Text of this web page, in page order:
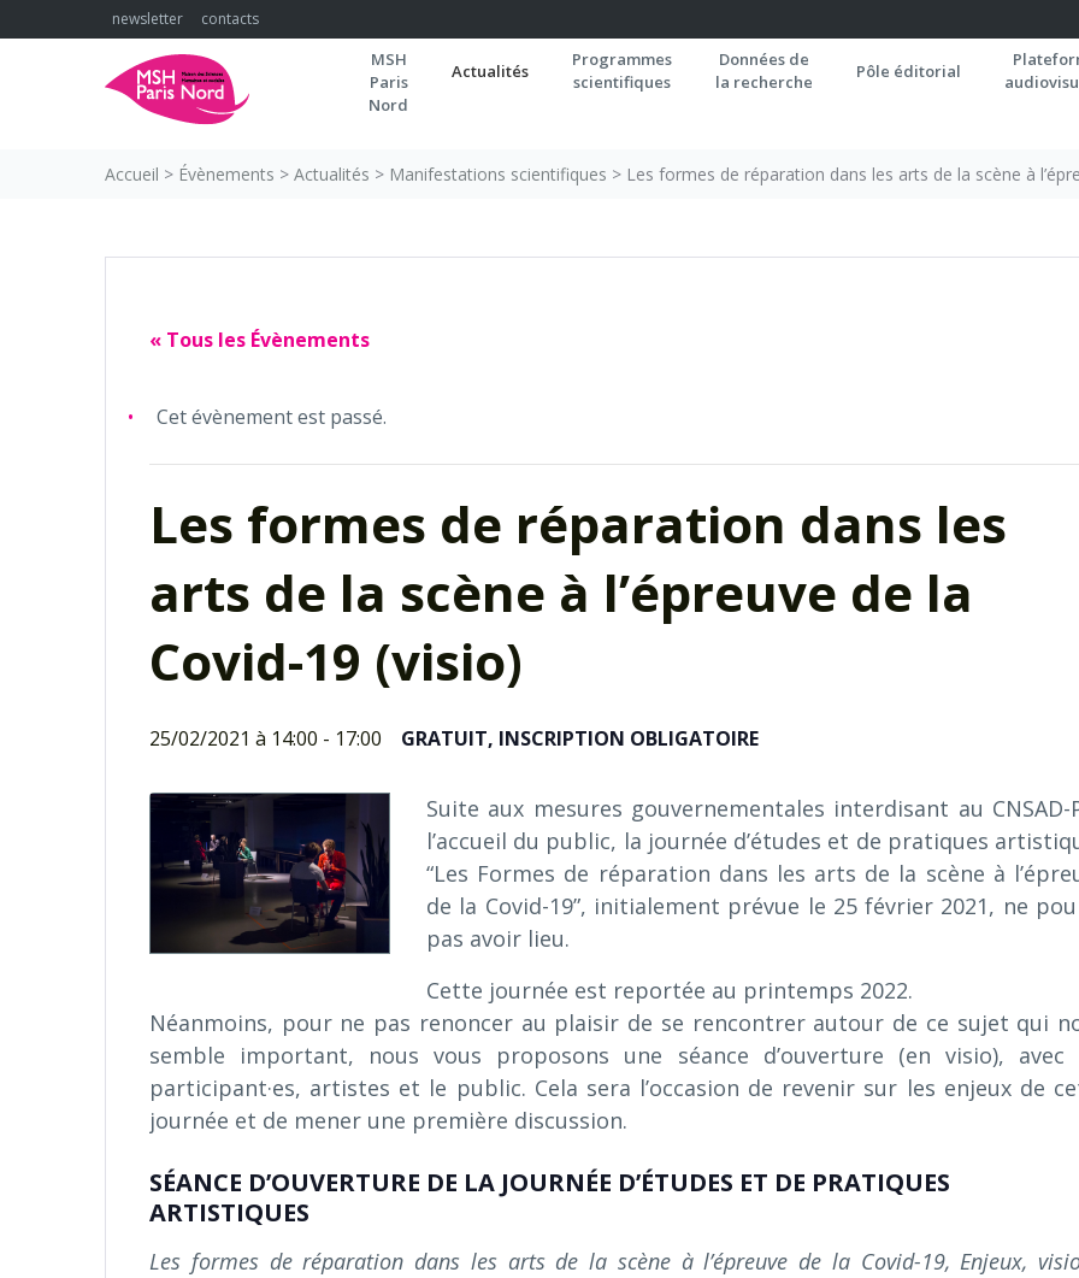
to
newsletter contacts
MSH
Paris
Nord
Actualités
Programmes
scientifiques
Données de
la recherche
Pôle éditorial
Accueil > Évènements > Actualités > Manifestations scientifiques > Les formes de réparation dans les arts de la scène à
« Tous les Évènements
Cet évènement est passé.
Les formes de réparation dans les
arts de la scène à l’épreuve de la
Covid-19 (visio)
25/02/2021 à 14:00 - 17:00 GRATUIT, INSCRIPTION OBLIGATOIRE
Suite aux mesures gouvernementales interdisant au CNSAD-
l’accueil du public, la journée d’études et de pratiques
“Les Formes de réparation dans les arts de la scène à
de la Covid-19”, initialement prévue le 25 février 2021, ne
pas avoir lieu.
Cette journée est reportée au printemps 2022.
Néanmoins, pour ne pas renoncer au plaisir de se rencontrer autour de ce sujet qui
semble important, nous vous proposons une séance d’ouverture (en visio), avec
participant·es, artistes et le public. Cela sera l’occasion de revenir sur les enjeux de
journée et de mener une première discussion.
SÉANCE D’OUVERTURE DE LA JOURNÉE D’ÉTUDES ET DE PRATIQUES
ARTISTIQUES
Les formes de réparation dans les arts de la scène à l’épreuve de la Covid-19, Enjeux,